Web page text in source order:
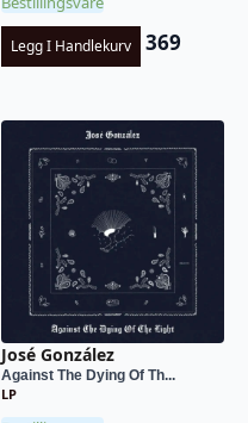
Legg I Handlekurv 369
José González
Against The Dying Of Th...
LP